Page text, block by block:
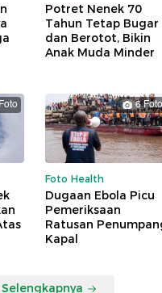
Potret Nenek 70
Tahun Tetap Bugar
dan Berotot, Bikin
Anak Muda Minder
6 Foto
Foto Health
Dugaan Ebola Picu
Pemeriksaan
Ratusan
Kapal